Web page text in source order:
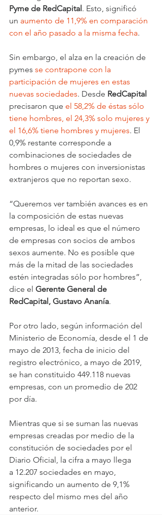
Pyme de RedCapital . Esto, significó
un aumento de 11,9% en comparación
con el año pasado a la misma fecha.
Sin embargo, el alza en la creación de
pymes se contrapone con la
participación de mujeres en estas
nuevas sociedades. Desde RedCapital
precisaron que el 58,2% de éstas sólo
tiene hombres, el 24,3% solo mujeres y
el 16,6% tiene hombres y mujeres. El
0,9% restante corresponde a
combinaciones de sociedades de
hombres o mujeres con inversionistas
extranjeros que no reportan sexo.
“Queremos ver también avances es en
la composición de estas nuevas
empresas, lo ideal es que el número
de empresas con socios de ambos
sexos aumente. No es posible que
más de la mitad de las sociedades
estén integradas sólo por hombres”,
dice el Gerente General de
RedCapital, Gustavo Ananía.
Por otro lado, según información del
Ministerio de Economía, desde el 1 de
mayo de 2013, fecha de inicio del
registro electrónico, a mayo de 2019,
se han constituido 449.118 nuevas
empresas, con un promedio de 202
por día.
Mientras que si se suman las nuevas
empresas creadas por medio de la
constitución de sociedades por el
Diario Oficial, la cifra a mayo llega
a 12.207 sociedades en mayo,
significando un aumento de 9,1%
respecto del mismo mes del año
anterior.